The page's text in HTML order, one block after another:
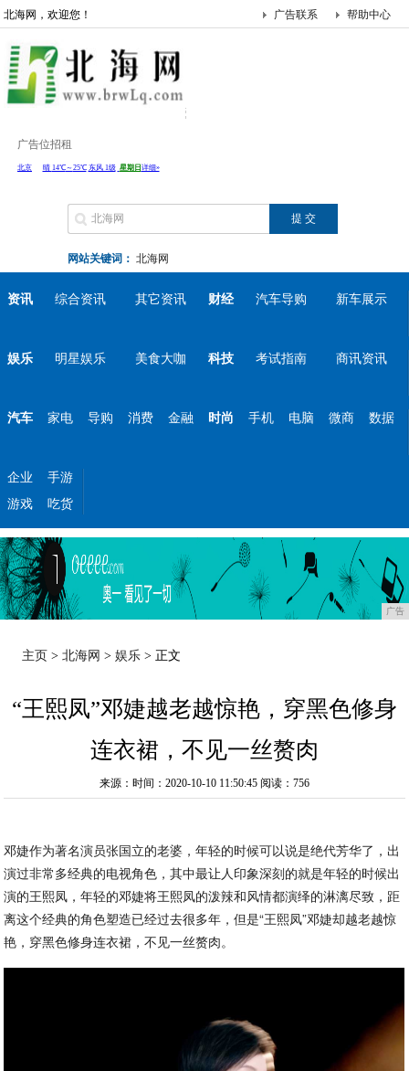
北海网，欢迎您！ 帮助中心
广告联系
广告位招租
网站关键词： 北海网
资讯 综合资讯 其它资讯 财经 汽车导购 新车展示
娱乐 明星娱乐 美食大咖 科技 考试指南 商讯资讯
汽车 家电 导购 消费 金融 时尚 手机 电脑 微商 数据
企业
手游
游戏
吃货
广告
主页 >北海网 >娱乐 > 正文
“王熙凤”邓婕越老越惊艳，穿黑色修身
连衣裙，不见一丝赘肉
来源：时间：2020-10-10 11:50:45 阅读：756
邓婕作为著名演员张国立的老婆，年轻的时候可以说是绝代芳华了，出
演过非常多经典的电视角色，其中最让人印象深刻的就是年轻的时候出
演的王熙凤，年轻的邓婕将王熙凤的泼辣和风情都演绎的淋漓尽致，距
离这个经典的角色塑造已经过去很多年，但是“王熙凤”邓婕却越老越惊
艳，穿黑色修身连衣裙，不见一丝赘肉。